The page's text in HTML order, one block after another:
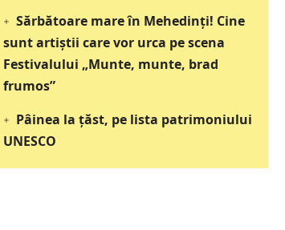
Sărbătoare mare în Mehedinți! Cine
sunt artiștii care vor urca pe scena
Festivalului „Munte, munte, brad
frumos”
Pâinea la țăst, pe lista patrimoniului
UNESCO